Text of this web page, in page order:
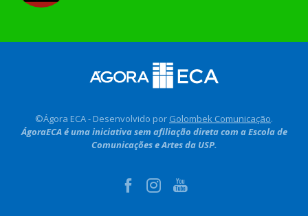
©Ágora ECA - Desenvolvido por Golombek Comunicação.
ÁgoraECA é uma iniciativa sem afiliação direta com a Escola de
Comunicações e Artes da USP.